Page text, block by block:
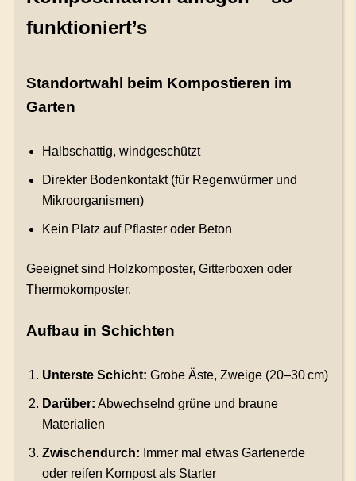
funktioniert’s
Standortwahl beim Kompostieren im
Garten
Halbschattig, windgeschützt
Direkter Bodenkontakt (für Regenwürmer und
Mikroorganismen)
Kein Platz auf Pflaster oder Beton
Geeignet sind Holzkomposter, Gitterboxen oder
Thermokomposter.
Aufbau in Schichten
Unterste Schicht: Grobe Äste, Zweige (20–30 cm)
Darüber: Abwechselnd grüne und braune
Materialien
Zwischendurch: Immer mal etwas Gartenerde
oder reifen Kompost als Starter